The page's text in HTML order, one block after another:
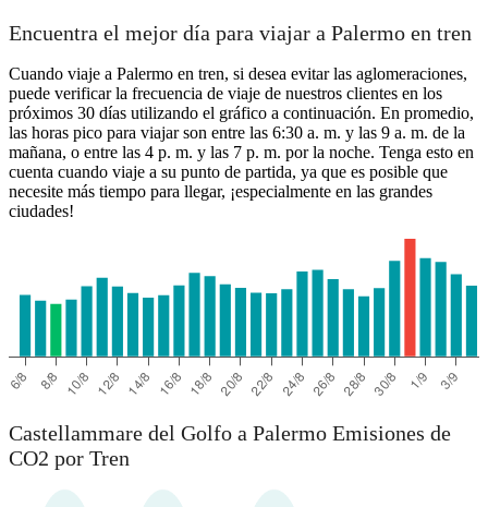
Encuentra el mejor día para viajar a Palermo en tren
Cuando viaje a Palermo en tren, si desea evitar las aglomeraciones,
puede verificar la frecuencia de viaje de nuestros clientes en los
próximos 30 días utilizando el gráfico a continuación. En promedio,
las horas pico para viajar son entre las 6:30 a. m. y las 9 a. m. de la
mañana, o entre las 4 p. m. y las 7 p. m. por la noche. Tenga esto en
cuenta cuando viaje a su punto de partida, ya que es posible que
necesite más tiempo para llegar, ¡especialmente en las grandes
ciudades!
Castellammare del Golfo a Palermo Emisiones de
CO2 por Tren